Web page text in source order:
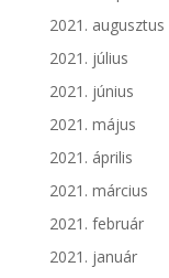
2021. augusztus
2021. július
2021. június
2021. május
2021. április
2021. március
2021. február
2021. január